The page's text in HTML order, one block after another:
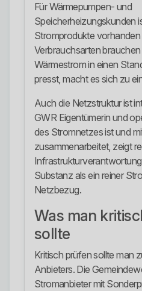
Für Wärmepumpen- und
Speicherheizungskunden
Stromprodukte vorhanden
Verbrauchsarten
Wärmestrom in einen
presst, macht es sich zu
Auch die Netzstruktur ist
GWR Eigentümerin und
des Stromnetzes ist und
zusammenarbeitet, zeigt
Substanz als ein reiner
Netzbezug.
Was man
sollte
Kritisch prüfen sollte man
Anbieters. Die
Stromanbieter mit